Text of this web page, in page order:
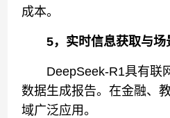
成本。
5，实时信息获取与场
DeepSeek-R1具有联
数据生成报告。在金融、
域广泛应用。